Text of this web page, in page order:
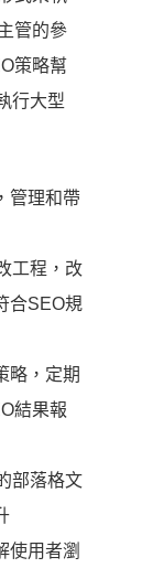
管的參
策略幫
行大型
管理和帶
工程，改
合SEO規
略，定期
結果報
部落格文
使用者瀏